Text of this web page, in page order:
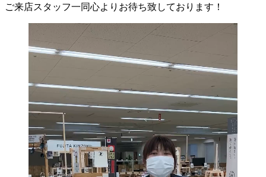
ご来店スタッフ一同心よりお待ち致しております！